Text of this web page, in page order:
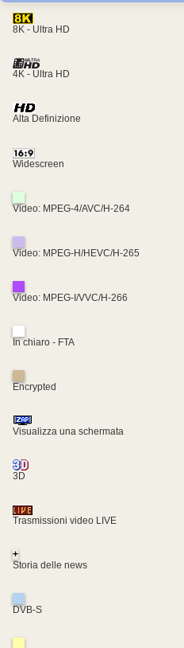
8K - Ultra HD
4K - Ultra HD
Alta Definizione
Widescreen
Video: MPEG-4/AVC/H-264
Video: MPEG-H/HEVC/H-265
Video: MPEG-I/VVC/H-266
In chiaro - FTA
Encrypted
Visualizza una schermata
3D
Trasmissioni video LIVE
+
Storia delle news
DVB-S